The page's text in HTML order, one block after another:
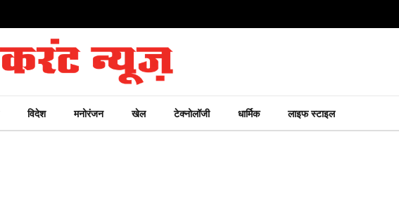
विदेश मनोरंजन खेल टेक्नोलॉजी धार्मिक लाइफ स्टाइल